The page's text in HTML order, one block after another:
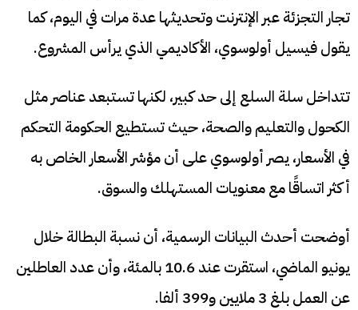
تجار التجزئة عبر الإنترنت وتحديثها عدة مرات في اليوم، كما
يقول فيسيل أولوسوي، الأكاديمي الذي يرأس المشروع.
تتداخل سلة السلع إلى حد كبير، لكنها تستبعد عناصر مثل
الكحول والتعليم والصحة، حيث تستطيع الحكومة التحكم
في الأسعار، يصر أولوسوي على أن مؤشر الأسعار الخاص به
أكثر اتساقًا مع معنويات المستهلك والسوق.
أوضحت أحدث البيانات الرسمية، أن نسبة البطالة خلال
يونيو الماضي، استقرت عند 10.6 بالمئة، وأن عدد العاطلين
عن العمل بلغ 3 ملايين و399 ألفا.